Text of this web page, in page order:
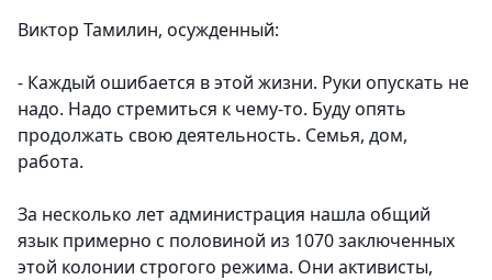
Виктор Тамилин, осужденный:
- Каждый ошибается в этой жизни. Руки опускать не
надо. Надо стремиться к чему-то. Буду опять
продолжать свою деятельность. Семья, дом,
работа.
За несколько лет администрация нашла общий
язык примерно с половиной из 1070 заключенных
этой колонии строгого режима. Они активисты,